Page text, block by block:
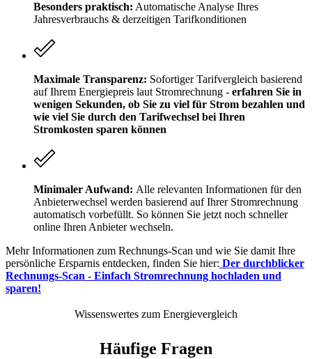
Besonders praktisch: Automatische Analyse Ihres
Jahresverbrauchs & derzeitigen Tarifkonditionen
Maximale Transparenz: Sofortiger Tarifvergleich basierend
auf Ihrem Energiepreis laut Stromrechnung - erfahren Sie in
wenigen Sekunden, ob Sie zu viel für Strom bezahlen und
wie viel Sie durch den Tarifwechsel bei Ihren
Stromkosten sparen können
Minimaler Aufwand: Alle relevanten Informationen für den
Anbieterwechsel werden basierend auf Ihrer Stromrechnung
automatisch vorbefüllt. So können Sie jetzt noch schneller
online Ihren Anbieter wechseln.
Mehr Informationen zum Rechnungs-Scan und wie Sie damit Ihre
persönliche Ersparnis entdecken, finden Sie hier: Der durchblicker
Rechnungs-Scan - Einfach Stromrechnung hochladen und
sparen!
Wissenswertes zum Energievergleich
Häufige Fragen